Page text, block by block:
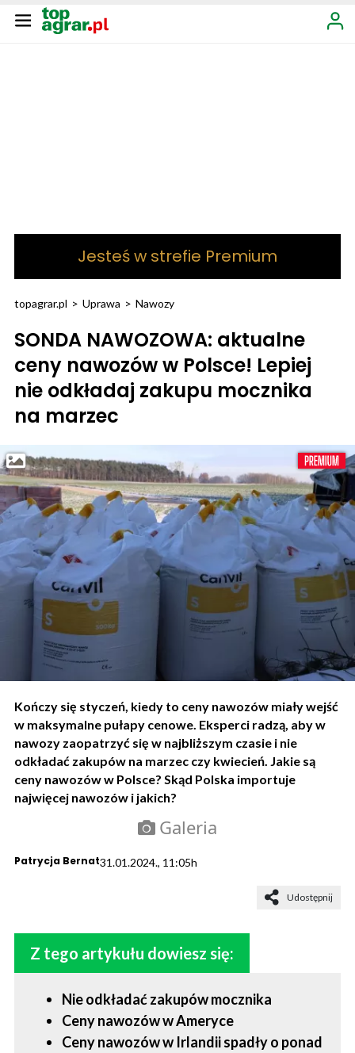
Jesteś w strefie Premium
topagrar.pl > Uprawa > Nawozy
SONDA NAWOZOWA: aktualne
ceny nawozów w Polsce! Lepiej
nie odkładaj zakupu mocznika
na marzec
Kończy się styczeń, kiedy to ceny nawozów miały wejść
w maksymalne pułapy cenowe. Eksperci radzą, aby w
nawozy zaopatrzyć się w najbliższym czasie i nie
odkładać zakupów na marzec czy kwiecień. Jakie są
ceny nawozów w Polsce? Skąd Polska importuje
najwięcej nawozów i jakich?
Galeria
Patrycja Bernat31.01.2024., 11:05h
Udostępnij
Z tego artykułu dowiesz się:
Nie odkładać zakupów mocznika
Ceny nawozów w Ameryce
Ceny nawozów w Irlandii spadły o ponad